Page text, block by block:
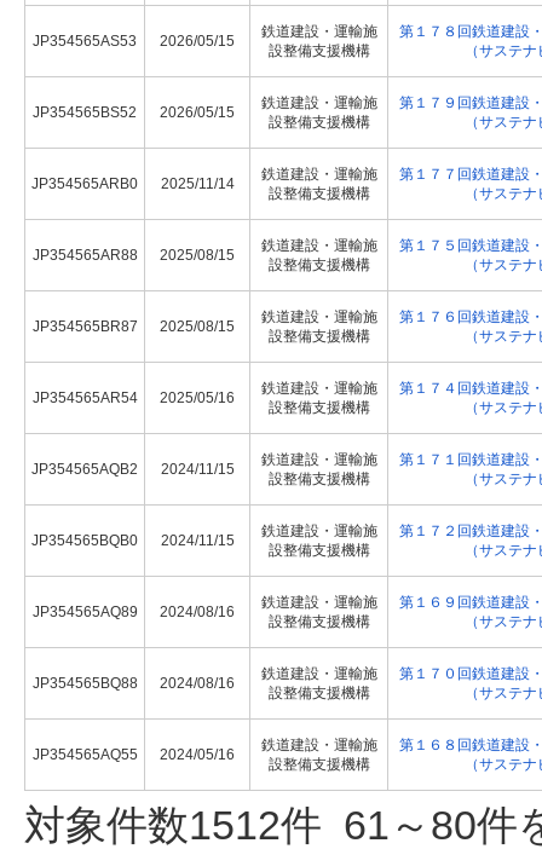
JP354565AS53 2026/05/15
鉄道建設・運輸施
設整備支援機構
第１７８回鉄道建設
（サステ
JP354565BS52 2026/05/15
鉄道建設・運輸施
設整備支援機構
第１７９回鉄道建設
（サステ
JP354565ARB0 2025/11/14
鉄道建設・運輸施
設整備支援機構
第１７７回鉄道建設
（サステ
JP354565AR88 2025/08/15
鉄道建設・運輸施
設整備支援機構
第１７５回鉄道建設
（サステ
JP354565BR87 2025/08/15
鉄道建設・運輸施
設整備支援機構
第１７６回鉄道建設
（サステ
JP354565AR54 2025/05/16
鉄道建設・運輸施
設整備支援機構
第１７４回鉄道建設
（サステ
JP354565AQB2 2024/11/15
鉄道建設・運輸施
設整備支援機構
第１７１回鉄道建設
（サステ
JP354565BQB0 2024/11/15
鉄道建設・運輸施
設整備支援機構
第１７２回鉄道建設
（サステ
JP354565AQ89 2024/08/16
鉄道建設・運輸施
設整備支援機構
第１６９回鉄道建設
（サステ
JP354565BQ88 2024/08/16
鉄道建設・運輸施
設整備支援機構
第１７０回鉄道建設
（サステ
JP354565AQ55 2024/05/16
鉄道建設・運輸施
設整備支援機構
第１６８回鉄道建設
（サステ
対象件数1512件 61～80件